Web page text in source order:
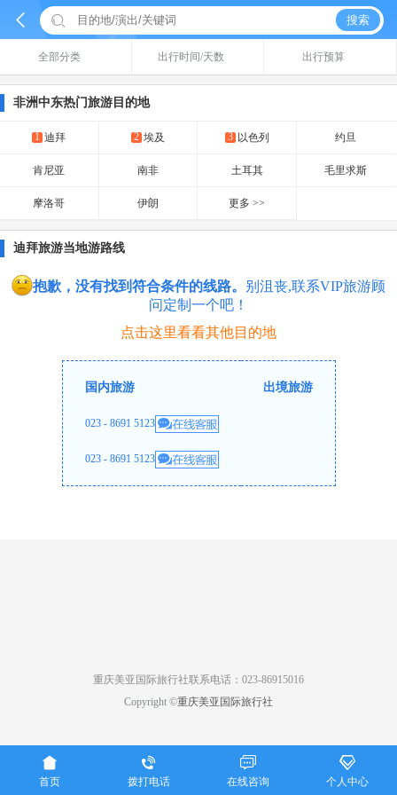
  搜索
全部分类 出行时间/天数 出行预算
非洲中东热门旅游目的地
1 迪拜 2 埃及 3 以色列 约旦
肯尼亚 南非 土耳其 毛里求斯
摩洛哥 伊朗 更多 >>
迪拜旅游当地游路线
抱歉，没有找到符合条件的线路。 别沮丧,联系VIP旅游顾
问定制一个吧！
点击这里看看其他目的地
国内旅游
023 - 8691 5123
023 - 8691 5123
出境旅游
重庆美亚国际旅行社联系电话：023-86915016
Copyright ©重庆美亚国际旅行社

首页

拨打电话

在线咨询

个人中心